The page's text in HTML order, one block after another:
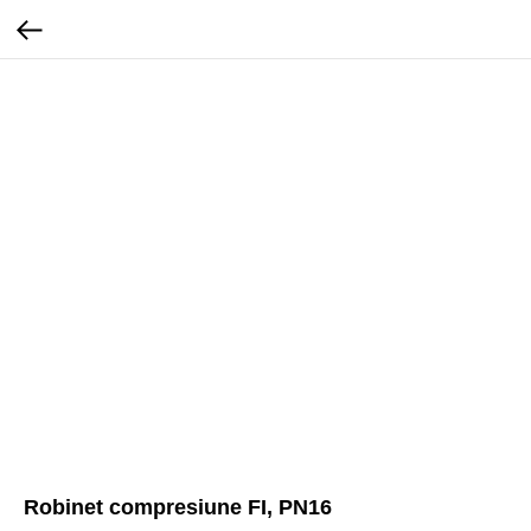
Robinet compresiune FI, PN16